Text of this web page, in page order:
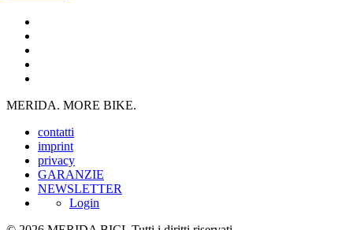
MERIDA. MORE BIKE.
contatti
imprint
privacy
GARANZIE
NEWSLETTER
Login